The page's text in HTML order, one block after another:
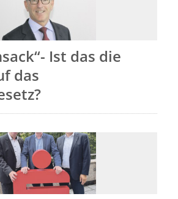
Ist das die
das